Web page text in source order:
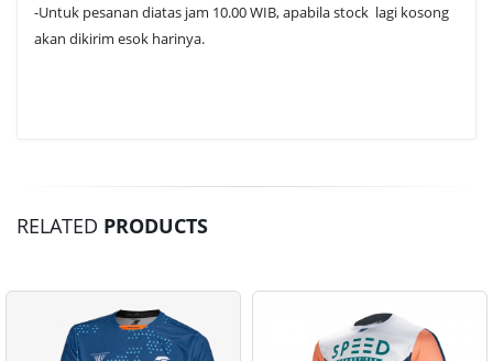
-Untuk pesanan diatas jam 10.00 WIB, apabila stock lagi kosong
akan dikirim esok harinya.
RELATED PRODUCTS